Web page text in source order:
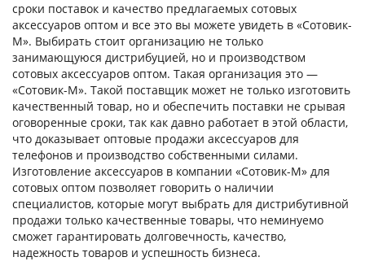
сроки поставок и качество предлагаемых сотовых
аксессуаров оптом и все это вы можете увидеть в «Сотовик-
М». Выбирать стоит организацию не только
занимающуюся дистрибуцией, но и производством
сотовых аксессуаров оптом. Такая организация это —
«Сотовик-М». Такой поставщик может не только изготовить
качественный товар, но и обеспечить поставки не срывая
оговоренные сроки, так как давно работает в этой области,
что доказывает оптовые продажи аксессуаров для
телефонов и производство собственными силами.
Изготовление аксессуаров в компании «Сотовик-М» для
сотовых оптом позволяет говорить о наличии
специалистов, которые могут выбрать для дистрибутивной
продажи только качественные товары, что неминуемо
сможет гарантировать долговечность, качество,
надежность товаров и успешность бизнеса.